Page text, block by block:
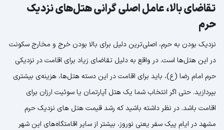
تقاضای بالا، عامل اصلی گرانی هتل‌های نزدیک
حرم
نزدیک بودن به حرم، اصلی‌ترین دلیل برای بالا بودن خرج و مخارج سکونت
در این هتل‌ها است. در واقع به دلیل تقاضای زیاد برای اقامت در نزدیکی
حرم امام رضا (ع)، باید برای اقامت در این دسته هتل‌ها، هزینه‌ی بیشتری
بپردازید. حتی اگر انتخاب شما یک هتل آپارتمان یا سوئیت ارزان برای
اقامت باشد. در نظر داشته باشید که رشد قیمت هتل های نزدیک حرم
مشهد در ایام پیک سفر یعنی نوروز، بیشتر از سایر اقامتگاه‌های این شهر